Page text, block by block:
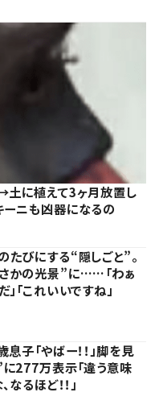
土に植えて3ヶ月放置し
ーニも凶器になるの
びにする“隠しごと”。
かの光景”に……「わぁ
」「これいいですね」
子「やばー！！」脚を見
277万表示「違う意味
なるほど！！」